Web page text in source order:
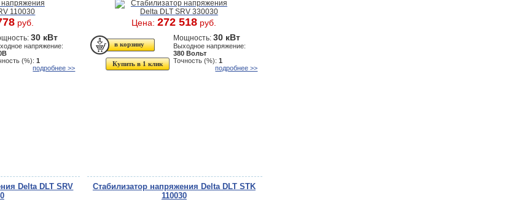
руб.
30 кВт
напряжение:
(%):1
подробнее >>
Цена:272 518 руб.
Купить в 1 клик
Мощность:30 кВт
Выходное напряжение:
380 Вольт
Точность (%):1
подробнее >>
Delta DLT SRV
Стабилизатор напряжения Delta DLT STK
110030